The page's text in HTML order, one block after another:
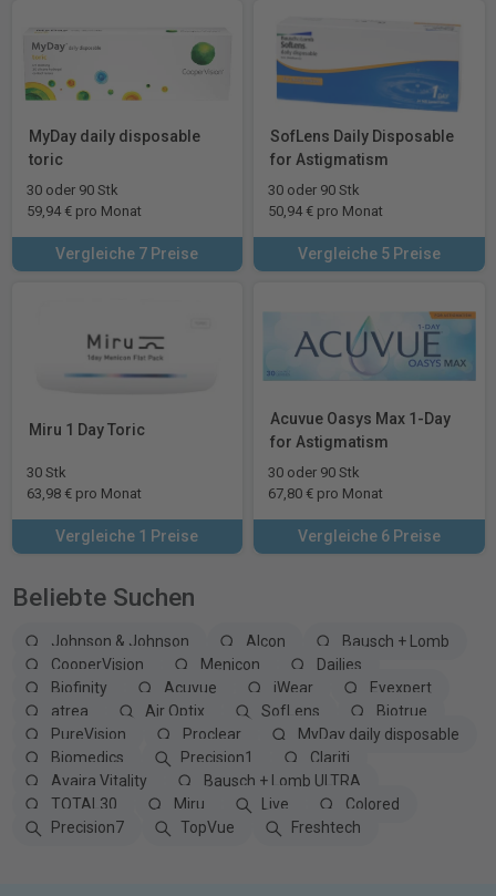
MyDay daily disposable
toric
30 oder 90 Stk
59,94 € pro Monat
Vergleiche 7 Preise
SofLens Daily Disposable
for Astigmatism
30 oder 90 Stk
50,94 € pro Monat
Vergleiche 5 Preise
Miru 1 Day Toric
30 Stk
63,98 € pro Monat
Vergleiche 1 Preise
Acuvue Oasys Max 1-Day
for Astigmatism
30 oder 90 Stk
67,80 € pro Monat
Vergleiche 6 Preise
Beliebte Suchen
Johnson & Johnson Alcon
Bausch + Lomb
CooperVision
Menicon
Dailies
Biofinity
Acuvue iWear
Eyexpert
atrea
Air Optix SofLens
Biotrue
PureVision
Proclear
MyDay daily disposable
Biomedics
Precision1
Clariti
Avaira Vitality
Bausch + Lomb ULTRA
TOTAL30
Miru Live
Colored
Precision7
TopVue Freshtech